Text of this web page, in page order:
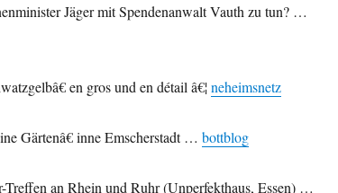
Jäger mit Spendenanwalt Vauth zu tun? …
en gros und en détail â€¦neheimsnetz
Gärtenâ€ inne Emscherstadt … bottblog
Treffen an Rhein und Ruhr (Unperfekthaus, Essen) …